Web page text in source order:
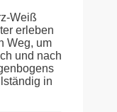
Weiß
erleben
Weg, um
und nach
in